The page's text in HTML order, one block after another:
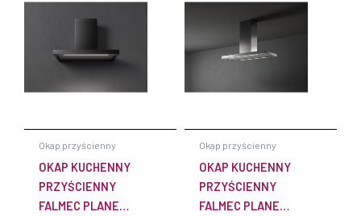
Okap przyścienny
OKAP KUCHENNY
PRZYŚCIENNY
FALMEC PLANE
Okap przyścienny
OKAP KUCHENNY
PRZYŚCIENNY
FALMEC PLANE